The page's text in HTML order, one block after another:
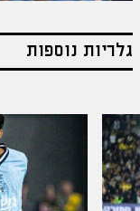
גלריות נוספות